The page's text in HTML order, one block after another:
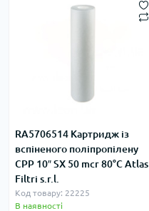
RA5706514 Картридж із
вспіненого поліпропілену
CPP 10″ SX 50 mcr 80°C Atlas
Filtri s.r.l.
Код товару: 22225
В наявності